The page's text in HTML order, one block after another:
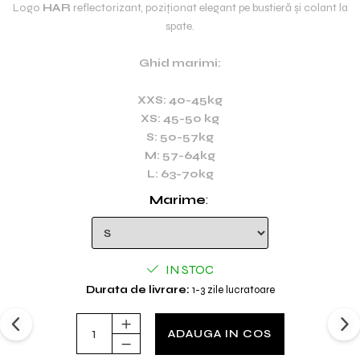
Logo HAR reflectorizant, poziționat elegant pe bustieră și colant la
spate.
Ghid marimi:
XXS: 40-45kg
XS: 45-50 kg
S: 50-57kg
M: 57-64kg
L: 63-70kg
Marime:
IN STOC
Durata de livrare: 1-3 zile lucratoare
ADAUGA IN COS